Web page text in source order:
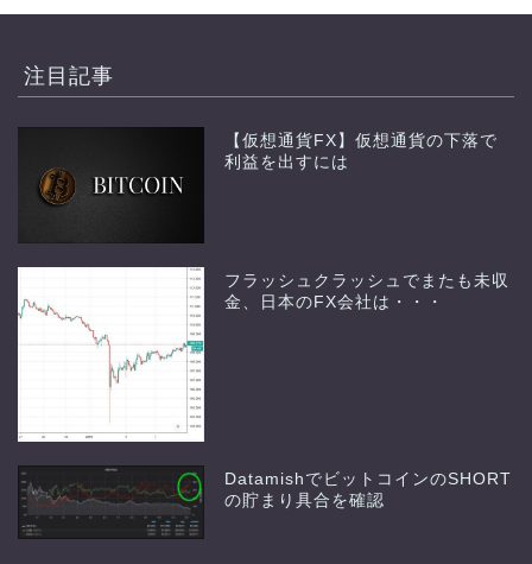
注目記事
【仮想通貨FX】仮想通貨の下落で
利益を出すには
フラッシュクラッシュでまたも未収
金、日本のFX会社は・・・
DatamishでビットコインのSHORT
の貯まり具合を確認